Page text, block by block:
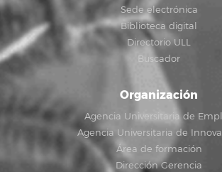
Sede electrónica
Biblioteca digital
Directorio ULL
Buscador
Organización
Agencia Universitaria de
Agencia Universitaria de
Área de formación
Dirección Gerencia